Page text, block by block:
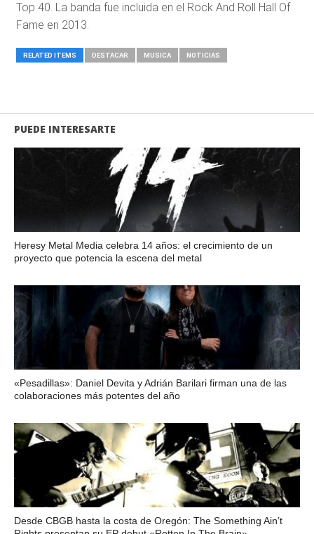
Top 40. La banda fue incluida en el Rock And Roll Hall Of
Fame en 2013.
RELATED ITEMS DESTACAR MUSICA NOTICIAS
PUEDE INTERESARTE
Heresy Metal Media celebra 14 años: el crecimiento de un
proyecto que potencia la escena del metal
«Pesadillas»: Daniel Devita y Adrián Barilari firman una de las
colaboraciones más potentes del año
Desde CBGB hasta la costa de Oregón: The Something Ain’t